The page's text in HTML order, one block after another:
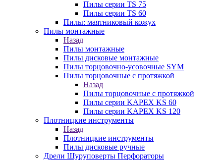
Пилы серии TS 75
Пилы серии TS 60
Пилы: маятниковый кожух
Пилы монтажные
Назад
Пилы монтажные
Пилы дисковые монтажные
Пилы торцовочно-усовочные SYM
Пилы торцовочные с протяжкой
Назад
Пилы торцовочные с протяжкой
Пилы серии KAPEX KS 60
Пилы серии KAPEX KS 120
Плотницкие инструменты
Назад
Плотницкие инструменты
Пилы дисковые ручные
Дрели Шуруповерты Перфораторы